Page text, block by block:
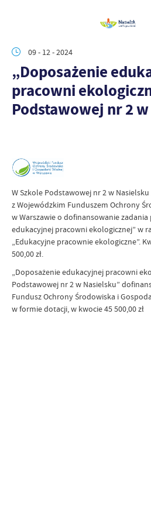
09 - 12 - 2024
„Doposażenie
pracowni
Podstawowej nr 2
W Szkole Podstawowej nr 2 w
z Wojewódzkim Funduszem Ochrony
w Warszawie o dofinansowanie zadania
edukacyjnej pracowni ekologicznej” w
„Edukacyjne pracownie ekologiczne”.
500,00 zł.
„Doposażenie edukacyjnej pracowni
Podstawowej nr 2 w Nasielsku”
Fundusz Ochrony Środowiska i
w formie dotacji, w kwocie 45 500,00 zł